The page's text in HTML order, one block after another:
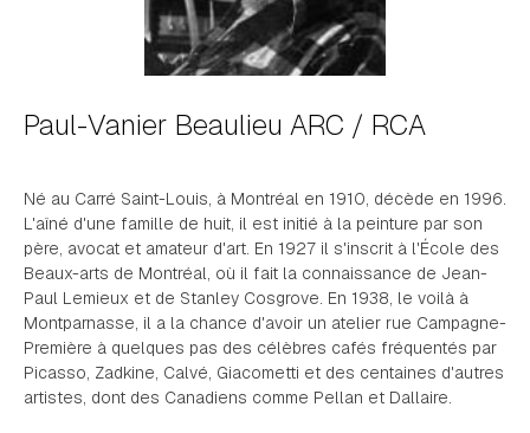
Paul-Vanier Beaulieu ARC / RCA
Né au Carré Saint-Louis, à Montréal en 1910, décède en 1996.
L'aîné d'une famille de huit, il est initié à la peinture par son
père, avocat et amateur d'art. En 1927 il s'inscrit à l'École des
Beaux-arts de Montréal, où il fait la connaissance de Jean-
Paul Lemieux et de Stanley Cosgrove. En 1938, le voilà à
Montparnasse, il a la chance d'avoir un atelier rue Campagne-
Première à quelques pas des célèbres cafés fréquentés par
Picasso, Zadkine, Calvé, Giacometti et des centaines d'autres
artistes, dont des Canadiens comme Pellan et Dallaire.